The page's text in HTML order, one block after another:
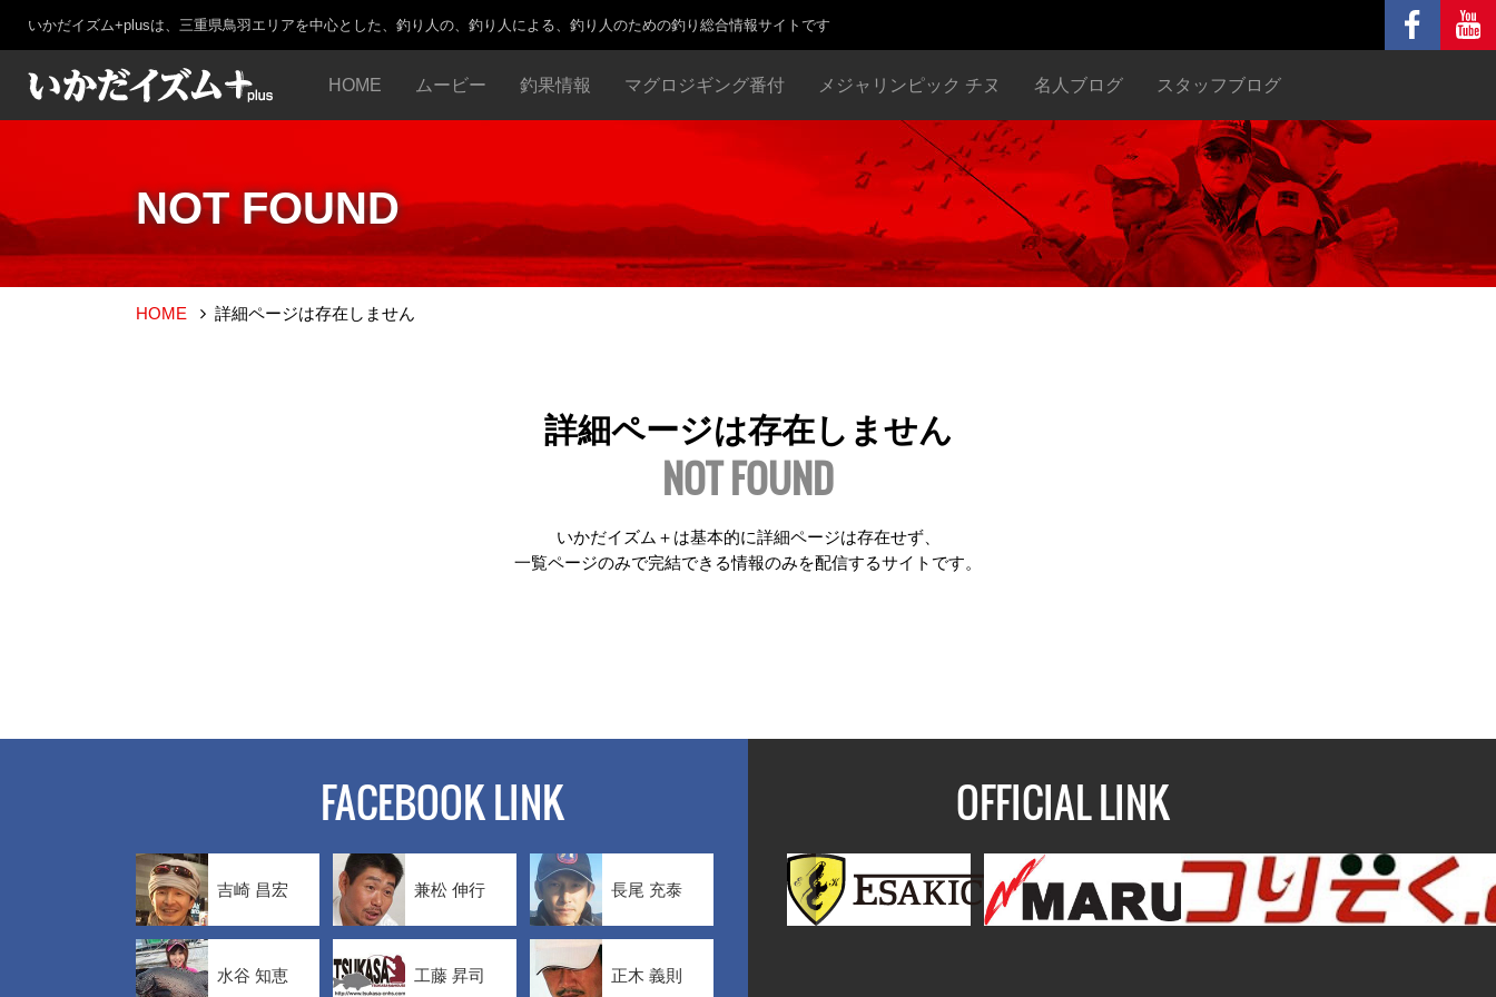
いかだイズム+plusは、三重県鳥羽エリアを中心とした、釣り人の、釣り人による、釣り人のための釣り総合情報サイトです
HOME ムービー 釣果情報 マグロジギング番付 メジャリンピック チヌ 名人ブログ スタッフブログ
NOT FOUND
HOME 詳細ページは存在しません
詳細ページは存在しません
NOT FOUND
いかだイズム＋は基本的に詳細ページは存在せず、
一覧ページのみで完結できる情報のみを配信するサイトです。
FACEBOOK LINK
吉崎 昌宏 兼松 伸行 長尾 充泰
水谷 知恵 工藤 昇司 正木 義則
OFFICIAL LINK